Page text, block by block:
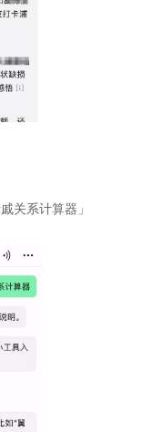
关系计算器」